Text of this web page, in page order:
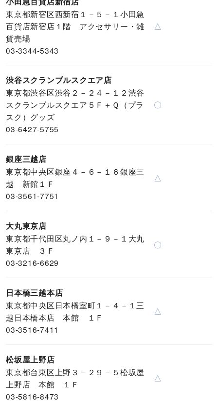
東京都新宿区西新宿１－５－１小田急
百貨店新宿店１階 アクセサリー・雑
貨売場
03-3344-5343
△
渋谷スクランブルスクエア店
東京都渋谷区渋谷２－２４－１２渋谷
スクランブルスクエア５Ｆ＋Ｑ（プラ
スク）グッズ
03-6427-5755
〇
銀座三越店
東京都中央区銀座４－６－１６銀座三
越 新館１Ｆ
03-3561-7751
△
大丸東京店
東京都千代田区丸ノ内１－９－１大丸
東京店 ３Ｆ
03-3216-6629
〇
日本橋三越本店
東京都中央区日本橋室町１－４－１三
越日本橋本店 本館 １Ｆ
03-3516-7411
△
松坂屋上野店
東京都台東区上野３－２９－５松坂屋
上野店 本館 １Ｆ
03-5816-8473
△